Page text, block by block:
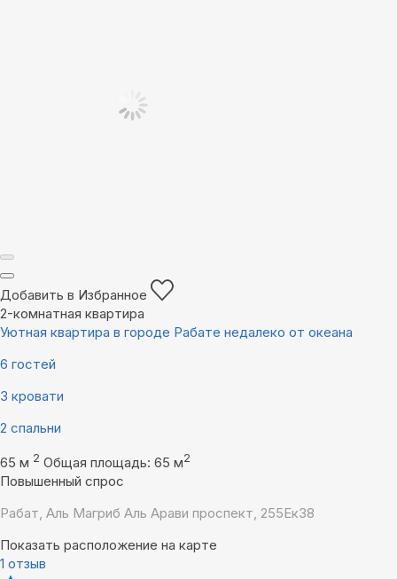
Добавить в Избранное
2-комнатная квартира
Уютная квартира в городе Рабате недалеко от океана
6 гостей
3 кровати
2 спальни
65 м 2 Общая площадь: 65 м2
Повышенный спрос
Рабат, Аль Магриб Аль Арави проспект, 255Eк38
Показать расположение на карте
1 отзыв